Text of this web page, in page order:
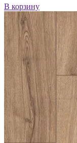
В корзину